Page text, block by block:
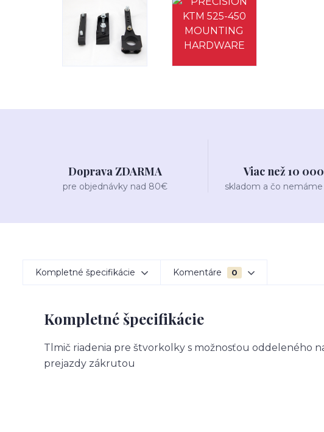
Doprava ZDARMA
pre objednávky nad 80€
Viac než 10
skladom a čo
Kompletné špecifikácie Komentáre 0
Kompletné špecifikácie
Tlmič riadenia pre štvorkolky s možnosťou oddeleného
prejazdy zákrutou